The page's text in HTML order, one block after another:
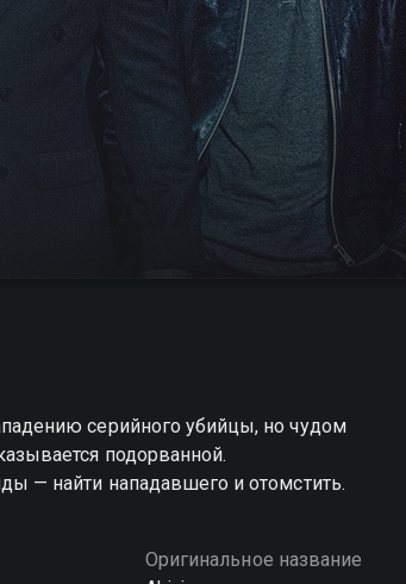
серийного убийцы, но чудом
подорванной.
— найти нападавшего и отомстить.
Оригинальное название